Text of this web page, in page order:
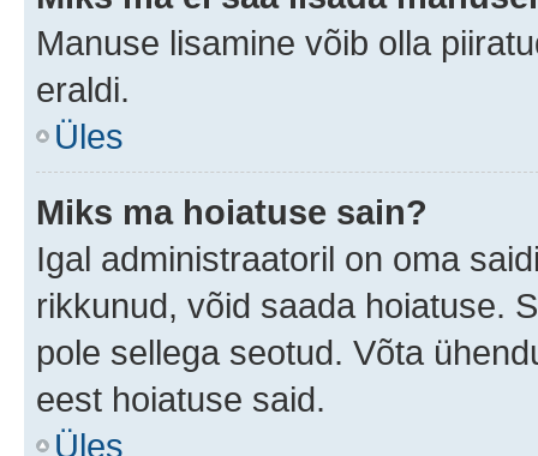
Manuse lisamine võib olla
eraldi.
Üles
Miks ma hoiatuse sain?
Igal administraatoril on oma
rikkunud, võid saada hoiatuse.
pole sellega seotud. Võta
eest hoiatuse said.
Üles